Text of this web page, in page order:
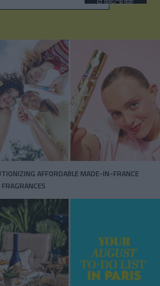
SUBSCRIBE
AFFORDABLE MADE-IN-FRANCE
FRAGRANCES